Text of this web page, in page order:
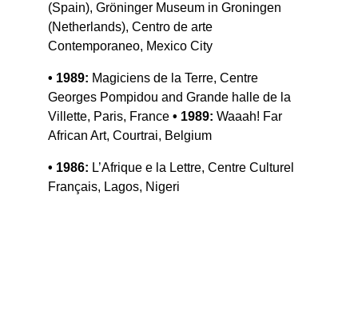
(Spain), Gröninger Museum in Groningen
(Netherlands), Centro de arte
Contemporaneo, Mexico City
• 1989: Magiciens de la Terre, Centre
Georges Pompidou and Grande halle de la
Villette, Paris, France • 1989: Waaah! Far
African Art, Courtrai, Belgium
• 1986: L’Afrique e la Lettre, Centre Culturel
Français, Lagos, Nigeri